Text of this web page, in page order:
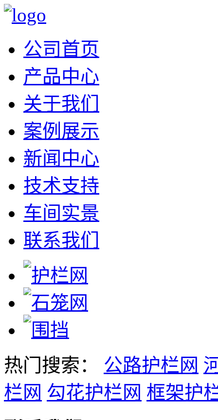
公司首页
产品中心
关于我们
案例展示
新闻中心
技术支持
车间实景
联系我们
热门搜索： 公路护栏网
栏网 勾花护栏网 框架护